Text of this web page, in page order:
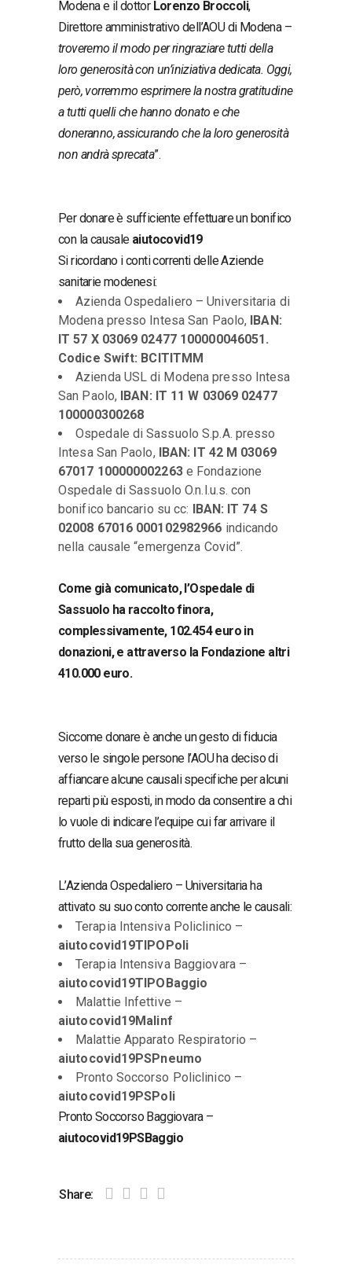
Modena e il dottor Lorenzo Broccoli,
Direttore amministrativo dell’AOU di Modena –
troveremo il modo per ringraziare tutti della
loro generosità con un’iniziativa dedicata. Oggi,
però, vorremmo esprimere la nostra gratitudine
a tutti quelli che hanno donato e che
doneranno, assicurando che la loro generosità
non andrà sprecata”.
Per donare è sufficiente effettuare un bonifico
con la causale aiutocovid19
Si ricordano i conti correnti delle Aziende
sanitarie modenesi:
Azienda Ospedaliero – Universitaria di
Modena presso Intesa San Paolo, IBAN:
IT 57 X 03069 02477 100000046051.
Codice Swift: BCITITMM
Azienda USL di Modena presso Intesa
San Paolo, IBAN: IT 11 W 03069 02477
100000300268
Ospedale di Sassuolo S.p.A. presso
Intesa San Paolo, IBAN: IT 42 M 03069
67017 100000002263e Fondazione
Ospedale di Sassuolo O.n.l.u.s. con
bonifico bancario su cc: IBAN: IT 74 S
02008 67016 000102982966 indicando
nella causale “emergenza Covid”.
Come già comunicato, l’Ospedale di
Sassuolo ha raccolto finora,
complessivamente, 102.454 euro in
donazioni, e attraverso la Fondazione altri
410.000 euro.
Siccome donare è anche un gesto di fiducia
verso le singole persone l’AOU ha deciso di
affiancare alcune causali specifiche per alcuni
reparti più esposti, in modo da consentire a chi
lo vuole di indicare l’equipe cui far arrivare il
frutto della sua generosità.
L’Azienda Ospedaliero – Universitaria ha
attivato su suo conto corrente anche le causali:
Terapia Intensiva Policlinico –
aiutocovid19TIPOPoli
Terapia Intensiva Baggiovara –
aiutocovid19TIPOBaggio
Malattie Infettive –
aiutocovid19Malinf
Malattie Apparato Respiratorio –
aiutocovid19PSPneumo
Pronto Soccorso Policlinico –
aiutocovid19PSPoli
Pronto Soccorso Baggiovara –
aiutocovid19PSBaggio
Share: